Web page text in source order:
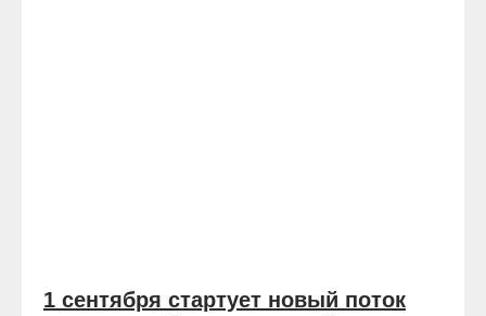
1 сентября стартует новый поток